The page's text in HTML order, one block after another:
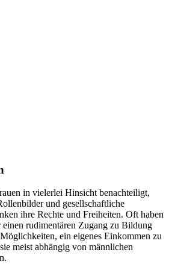
in vielerlei Hinsicht benachteiligt,
und gesellschaftliche
ihre Rechte und Freiheiten. Oft haben
einen rudimentären Zugang zu Bildung
ein eigenes Einkommen zu
meist abhängig von männlichen